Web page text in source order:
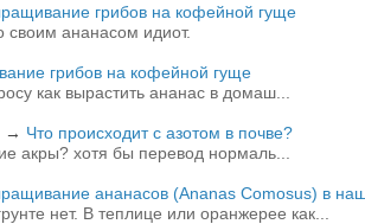
грибов на кофейной гуще
своим ананасом идиот.
грибов на кофейной гуще
как вырастить ананас в домаш...
→ Что происходит с азотом в почве?
акры? хотя бы перевод нормаль...
ананасов (Ananas Comosus) в
нет. В теплице или оранжерее как...